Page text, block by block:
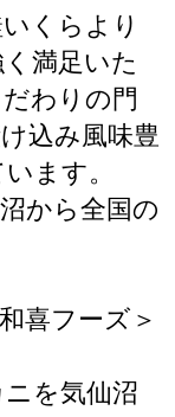
くらより
満足いた
わりの門
込み風味豊
ます。
から全国の
喜フーズ＞
を気仙沼